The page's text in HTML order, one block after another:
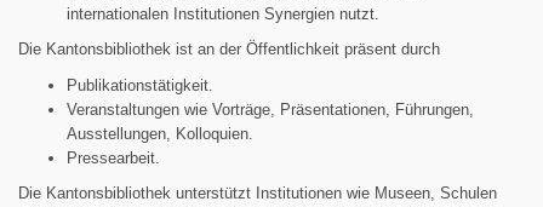
internationalen Institutionen Synergien nutzt.
Die Kantonsbibliothek ist an der Öffentlichkeit präsent durch
Publikationstätigkeit.
Veranstaltungen wie Vorträge, Präsentationen, Führungen,
Ausstellungen, Kolloquien.
Pressearbeit.
Die Kantonsbibliothek unterstützt Institutionen wie Museen, Schulen